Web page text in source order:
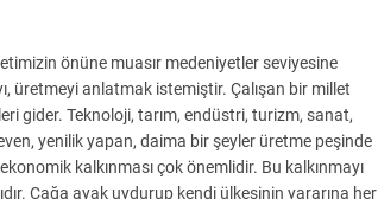
önüne muasır medeniyetler seviyesine
üretmeyi anlatmak istemiştir. Çalışan bir millet
gider. Teknoloji, tarım, endüstri, turizm, sanat,
yenilik yapan, daima bir şeyler üretme peşinde
kalkınması çok önemlidir. Bu kalkınmayı
Çağa ayak uydurup kendi ülkesinin yararına her